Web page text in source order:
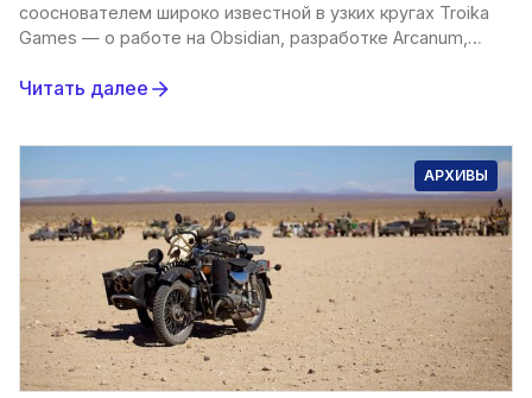
сооснователем широко известной в узких кругах Troika
Games — о работе на Obsidian, разработке Arcanum,
Читать далее
АРХИВЫ